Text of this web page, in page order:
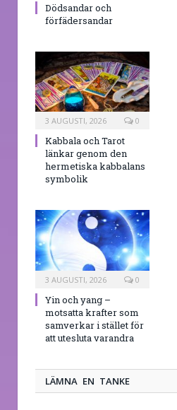
Dödsandar och
förfädersandar
3 AUGUSTI, 2026 0
Kabbala och Tarot
länkar genom den
hermetiska kabbalans
symbolik
3 AUGUSTI, 2026 0
Yin och yang –
motsatta krafter som
samverkar i stället för
att utesluta varandra
LÄMNA EN TANKE